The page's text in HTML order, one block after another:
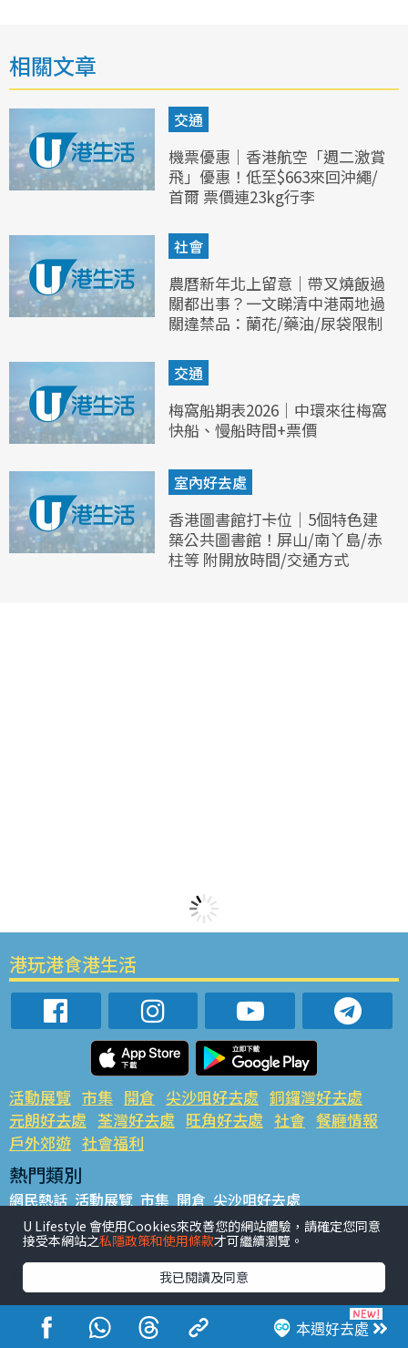
相關文章
交通
機票優惠｜香港航空「週二激賞
飛」優惠！低至$663來回沖繩/
首爾 票價連23kg行李
社會
農曆新年北上留意｜帶叉燒飯過
關都出事？一文睇清中港兩地過
關違禁品：蘭花/藥油/尿袋限制
交通
梅窩船期表2026｜中環來往梅窩
快船、慢船時間+票價
室內好去處
香港圖書館打卡位｜5個特色建
築公共圖書館！屏山/南丫島/赤
柱等 附開放時間/交通方式
本週好去處
港玩港食港生活
活動展覽 市集 開倉 尖沙咀好去處 銅鑼灣好去處
元朗好去處 荃灣好去處 旺角好去處 社會 餐廳情報
戶外郊遊 社會福利
熱門類別
網民熱話 活動展覽 市集 開倉 尖沙咀好去處
銅鑼灣好去處 元朗好去處 荃灣好去處 旺角好去處 社會
餐廳情報 戶外郊遊
熱門標籤
#UGO搵好去處 #人氣活動推介 #美食社群熱話
#親子玩樂好去處
#ULifestyle應用程式
#限時搶
#UJetso禮物放送
#ULifestyle商戶中心 #著數 #網絡熱話
U Lifestyle 會使用Cookies來改善您的網站體驗，請確定您同意
接受本網站之私隱政策和使用條款才可繼續瀏覽。
我已閱讀及同意